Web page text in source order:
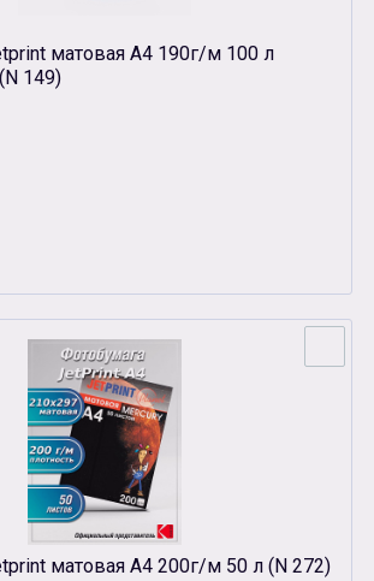
матовая А4 190г/м 100 л
149)
матовая А4 200г/м 50 л (N 272)